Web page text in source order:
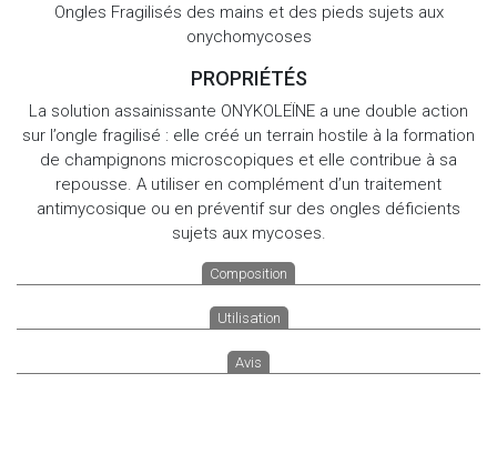
Ongles Fragilisés des mains et des pieds sujets aux
onychomycoses
PROPRIÉTÉS
La solution assainissante ONYKOLEÏNE a une double action
sur l’ongle fragilisé : elle créé un terrain hostile à la formation
de champignons microscopiques et elle contribue à sa
repousse. A utiliser en complément d’un traitement
antimycosique ou en préventif sur des ongles déficients
sujets aux mycoses.
Composition
Utilisation
Avis